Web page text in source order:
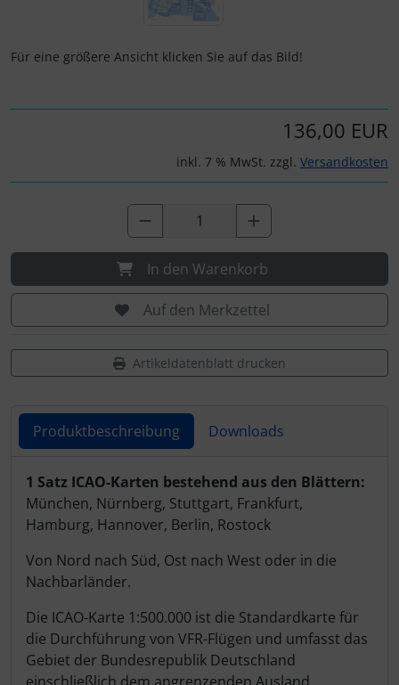
Für eine größere Ansicht klicken Sie auf das Bild!
136,00 EUR
inkl. 7 % MwSt. zzgl. Versandkosten
In den Warenkorb
Auf den Merkzettel
Artikeldatenblatt drucken
Produktbeschreibung Downloads
Produktbeschreibung
1 Satz ICAO-Karten bestehend aus den Blättern:
München, Nürnberg, Stuttgart, Frankfurt,
Hamburg, Hannover, Berlin, Rostock
Von Nord nach Süd, Ost nach West oder in die
Nachbarländer.
Die ICAO-Karte 1:500.000 ist die Standardkarte für
die Durchführung von VFR-Flügen und umfasst das
Gebiet der Bundesrepublik Deutschland
Instrumente
Reifen, Schläuche und Co.
Sauerstoff, Gas und Feuer
Schläuche, Verbinder....
Schrauben, Muttern & Co.
Schutz und Pflege
Schutztaschen Interieur
Transponder
Schlüsselanhänger
Thermikhüte